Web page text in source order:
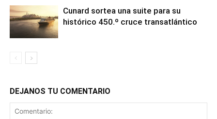
Cunard sortea una suite para su
histórico 450.º cruce transatlántico
DEJANOS TU COMENTARIO